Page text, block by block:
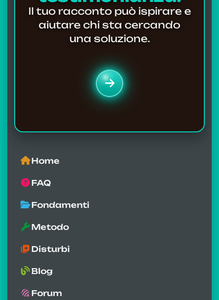
Il tuo racconto può ispirare e
aiutare chi sta cercando
una soluzione.
Home
FAQ
Fondamenti
Metodo
Disturbi
Blog
Forum